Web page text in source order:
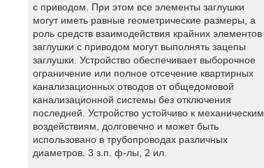
с приводом. При этом все элементы заглушки
могут иметь равные геометрические размеры, а
роль средств взаимодействия крайних элементов
заглушки с приводом могут выполнять зацепы
заглушки. Устройство обеспечивает выборочное
ограничение или полное отсечение квартирных
канализационных отводов от общедомовой
канализационной системы без отключения
последней. Устройство устойчиво к механическим
воздействиям, долговечно и может быть
использовано в трубопроводах различных
диаметров. 3 з.п. ф-лы, 2 ил.